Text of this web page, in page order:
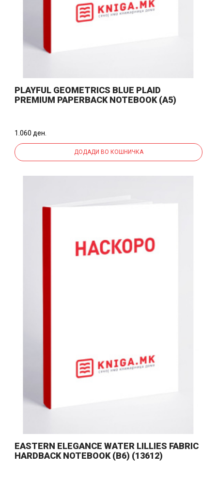
PLAYFUL GEOMETRICS BLUE PLAID
PREMIUM PAPERBACK NOTEBOOK (A5)
1.060 ден.
ДОДАДИ ВО КОШНИЧКА
EASTERN ELEGANCE WATER LILLIES FABRIC
HARDBACK NOTEBOOK (B6) (13612)